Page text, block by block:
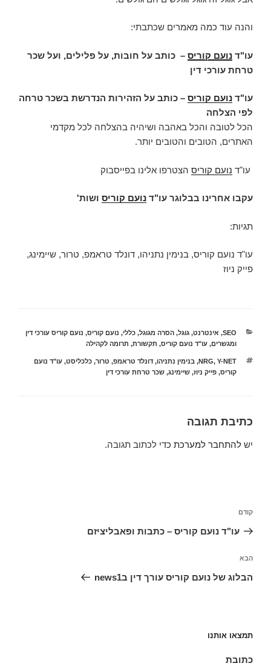
והנה עוד כמה מאמרים שכתבתי:
עו"ד נועם קוריס – כותב על חובות, על פלילים, ועל שכר
טרחת עורכי דין
עו"ד נועם קוריס – כותב על הזהירות הנדרשת בשכר טרחה
לפי הצלחה
הכל לטובה והכל באהבה ושיהיה בהצלחה לכל מקדמי
האתרים, הטובים והטובים יותר.
עו"ד נועם קוריס הצטרפו אלינו בפייסבוק
עקבו אחרינו בבלוגר עו"ד נועם קוריס ושות'
תגיות:
עו"ד נועם קוריס, בנימין נתניהו, דונלד טראמפ, טרור, שיימינג,
פייק ניוז
קטגוריות
SEO
, אינטרנט,גוגל,הסרה מגוגל,כללי, נועם קוריס, נועם קוריס עורכי דין
ומגשרים,עו"ד נועם קוריס, תקשורת, תרומה לקהילה
תגיות NRG, Y-NET
,בנימין נתניהו,דונלד טראמפ, טרור,כלכליסט,עו"ד נועם
קוריס,פייק ניוז,שיימינג,שכר טרחת עורכי דין
כתיבת תגובה
יש להתחבר למערכת כדי לכתוב תגובה.
הפוסט
הקודם
קודם
עו"ד נועם קוריס – כתבות ופאבליציזם
הפוסט
הבא
הבא
הבלוג של נועם קוריס עורך דין בnews1
תמצאו אותנו
כתובת